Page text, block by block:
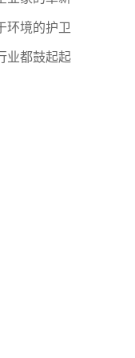
环境的护卫
业都鼓起起